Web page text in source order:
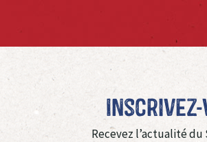
Recevez l’actualité